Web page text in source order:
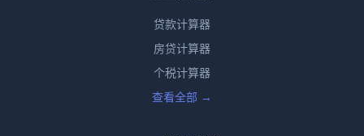
贷款计算器
房贷计算器
个税计算器
查看全部 →